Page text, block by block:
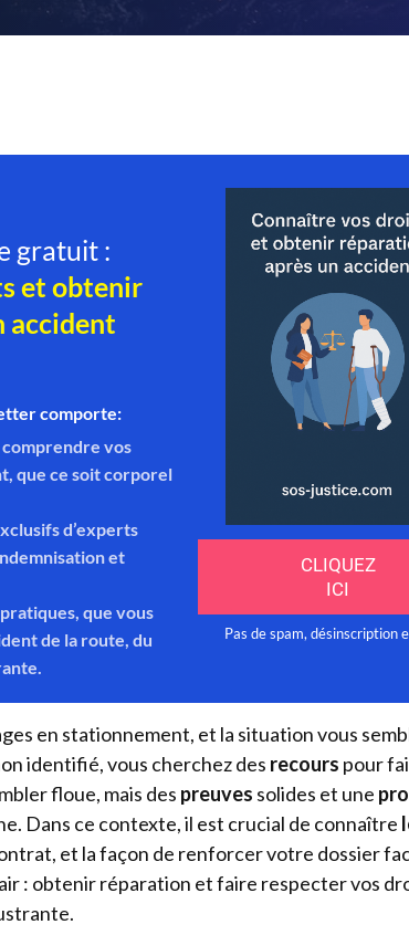
en stationnement, et la situation vous
identifié, vous cherchez des recours pour
floue, mais des preuves solides et une
Dans ce contexte, il est crucial de connaître
et la façon de renforcer votre dossier
: obtenir réparation et faire respecter vos